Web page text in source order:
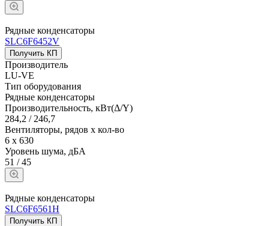
Рядные конденсаторы
SLC6F6452V
Получить КП
Производитель
LU-VE
Тип оборудования
Рядные конденсаторы
Производительность, кВт(Δ/Y)
284,2 / 246,7
Вентиляторы, рядов х кол-во
6 х 630
Уровень шума, дБА
51 / 45
Рядные конденсаторы
SLC6F6561H
Получить КП